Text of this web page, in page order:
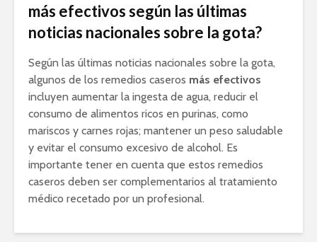
más efectivos según las últimas
noticias nacionales sobre la gota?
Según las últimas noticias nacionales sobre la gota,
algunos de los remedios caseros más efectivos
incluyen aumentar la ingesta de agua, reducir el
consumo de alimentos ricos en purinas, como
mariscos y carnes rojas; mantener un peso saludable
y evitar el consumo excesivo de alcohol. Es
importante tener en cuenta que estos remedios
caseros deben ser complementarios al tratamiento
médico recetado por un profesional.